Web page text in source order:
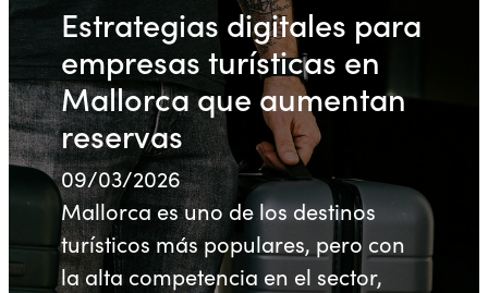
Estrategias digitales para
empresas turísticas en
Mallorca que aumentan
reservas
09/03/2026
Mallorca es uno de los destinos
turísticos más populares, pero con
la alta competencia en el sector,